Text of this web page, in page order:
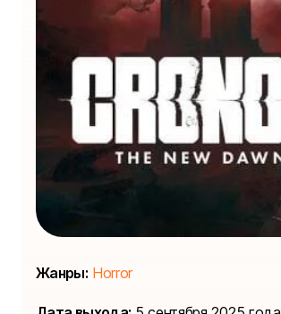
Жанры: Horror